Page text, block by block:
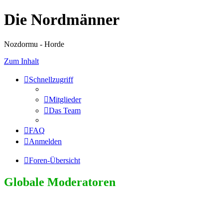
Die Nordmänner
Nozdormu - Horde
Zum Inhalt
Schnellzugriff
Mitglieder
Das Team
FAQ
Anmelden
Foren-Übersicht
Globale Moderatoren